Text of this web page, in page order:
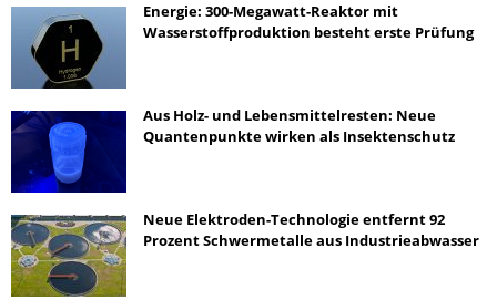
Energie: 300-Megawatt-Reaktor mit
Wasserstoffproduktion besteht erste Prüfung
Aus Holz- und Lebensmittelresten: Neue
Quantenpunkte wirken als Insektenschutz
Neue Elektroden-Technologie entfernt 92
Prozent Schwermetalle aus Industrieabwasser